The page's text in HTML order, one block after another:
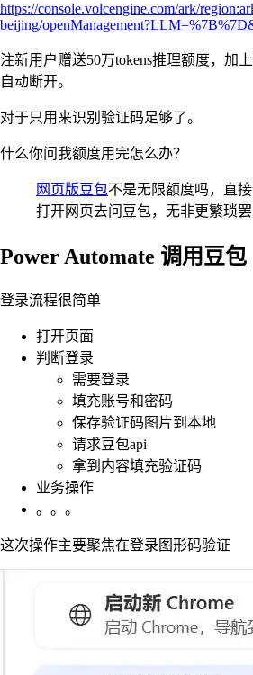
https://console.volcengine.com/ark/
beijing/
注新用户赠送50万tokens推理额度，加上
自动断开。
对于只用来识别验证码足够了。
什么你问我额度用完怎么办？
网页版豆包不是无限额度吗，直
打开网页去问豆包，无非更繁琐罢
Power Automate 调用豆包
登录流程很简单
打开页面
判断登录
需要登录
填充账号和密码
保存验证码图片到本地
请求豆包api
拿到内容填充验证码
业务操作
。。。
这次操作主要聚焦在登录图形码验证